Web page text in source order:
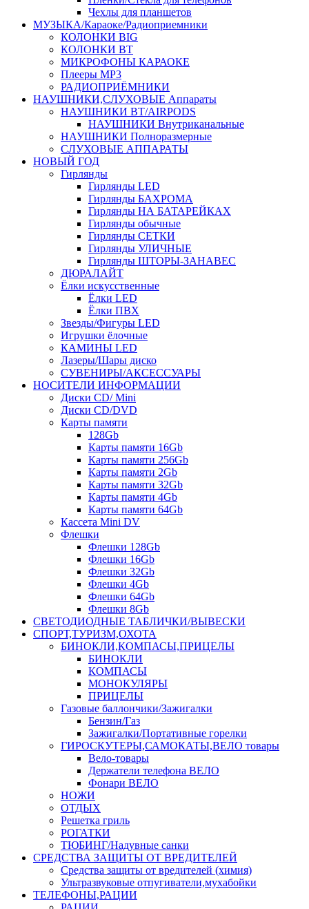
Чехлы для планшетов
МУЗЫКА/Караоке/Радиоприемники
КОЛОНКИ BIG
КОЛОНКИ BT
МИКРОФОНЫ КАРАОКЕ
Плееры MP3
РАДИОПРИЁМНИКИ
НАУШНИКИ,СЛУХОВЫЕ Аппараты
НАУШНИКИ BT/AIRPODS
НАУШНИКИ Внутриканальные
НАУШНИКИ Полноразмерные
СЛУХОВЫЕ АППАРАТЫ
НОВЫЙ ГОД
Гирлянды
Гирлянды LED
Гирлянды БАХРОМА
Гирлянды НА БАТАРЕЙКАХ
Гирлянды обычные
Гирлянды СЕТКИ
Гирлянды УЛИЧНЫЕ
Гирлянды ШТОРЫ-ЗАНАВЕС
ДЮРАЛАЙТ
Ёлки искусственные
Ёлки LED
Ёлки ПВХ
Звезды/Фигуры LED
Игрушки ёлочные
КАМИНЫ LED
Лазеры/Шары диско
СУВЕНИРЫ/АКСЕССУАРЫ
НОСИТЕЛИ ИНФОРМАЦИИ
Диски CD/ Mini
Диски CD/DVD
Карты памяти
128Gb
Карты памяти 16Gb
Карты памяти 256Gb
Карты памяти 2Gb
Карты памяти 32Gb
Карты памяти 4Gb
Карты памяти 64Gb
Кассета Mini DV
Флешки
Флешки 128Gb
Флешки 16Gb
Флешки 32Gb
Флешки 4Gb
Флешки 64Gb
Флешки 8Gb
СВЕТОДИОДНЫЕ ТАБЛИЧКИ/ВЫВЕСКИ
СПОРТ,ТУРИЗМ,ОХОТА
БИНОКЛИ,КОМПАСЫ,ПРИЦЕЛЫ
БИНОКЛИ
КОМПАСЫ
МОНОКУЛЯРЫ
ПРИЦЕЛЫ
Газовые баллончики/Зажигалки
Бензин/Газ
Зажигалки/Портативные горелки
ГИРОСКУТЕРЫ,САМОКАТЫ,ВЕЛО товары
Вело-товары
Держатели телефона ВЕЛО
Фонари ВЕЛО
НОЖИ
ОТДЫХ
Решетка гриль
РОГАТКИ
ТЮБИНГ/Надувные санки
СРЕДСТВА ЗАЩИТЫ ОТ ВРЕДИТЕЛЕЙ
Средства защиты от вредителей (химия)
Ультразвуковые отпугиватели,мухабойки
ТЕЛЕФОНЫ,РАЦИИ